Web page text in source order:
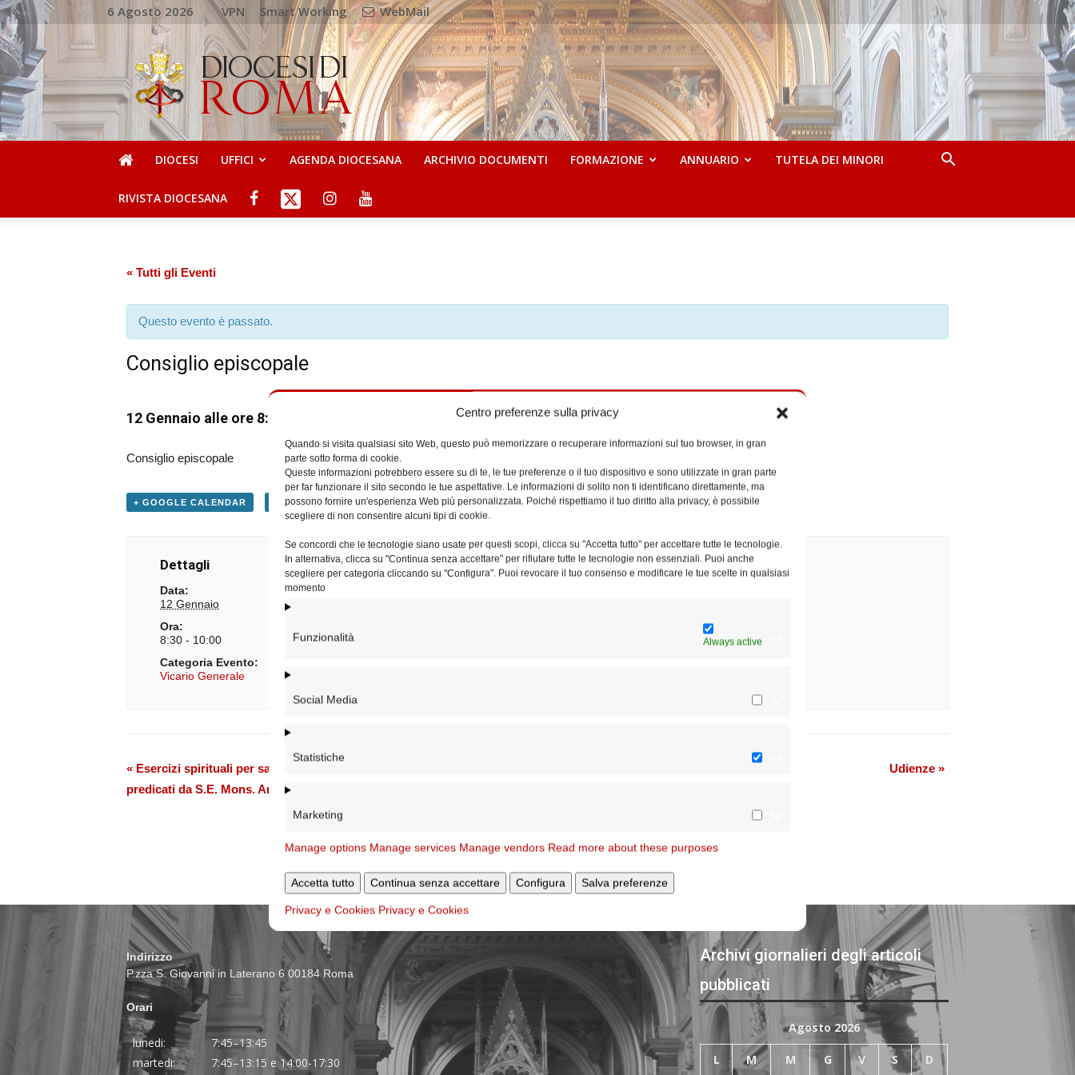
Centro preferenze sulla privacy
Quando si visita qualsiasi sito Web, questo può memorizzare o recuperare informazioni sul tuo browser, in gran
parte sotto forma di cookie.
Queste informazioni potrebbero essere su di te, le tue preferenze o il tuo dispositivo e sono utilizzate in gran parte
per far funzionare il sito secondo le tue aspettative. Le informazioni di solito non ti identificano direttamente, ma
possono fornire un'esperienza Web più personalizzata. Poiché rispettiamo il tuo diritto alla privacy, è possibile
scegliere di non consentire alcuni tipi di cookie.
Se concordi che le tecnologie siano usate per questi scopi, clicca su "Accetta tutto" per accettare tutte le tecnologie.
In alternativa, clicca su "Continua senza accettare" per rifiutare tutte le tecnologie non essenziali. Puoi anche
scegliere per categoria cliccando su "Configura". Puoi revocare il tuo consenso e modificare le tue scelte in qualsiasi
momento
Funzionalità Always active
Social Media
Statistiche
Marketing
Manage options Manage services Manage vendors Read more about these purposes
Accetta tutto Continua senza accettare Configura Salva preferenze
Privacy e Cookies Privacy e Cookies
6 Agosto 2026 VPN Smart Working WebMail
DIOCESI
DI
ROMA
DIOCESI UFFICI AGENDA DIOCESANA ARCHIVIO DOCUMENTI FORMAZIONE ANNUARIO TUTELA DEI MINORI
RIVISTA DIOCESANA
« Tutti gli Eventi
Questo evento è passato.
Consiglio episcopale
12 Gennaio alle ore 8:30
Consiglio episcopale
+ GOOGLE CALENDAR + ESPORTA IN ICAL
Dettagli
Data:
12 Gennaio
Ora:
8:30 - 10:00
Categoria Evento:
Vicario Generale
Evento
Navigazione
« Esercizi spirituali per sacerdoti, diaconi e consacrati a Fatima
predicati da S.E. Mons. Andrea Ripa (ORP)
Udienze »
Indirizzo
P.zza S. Giovanni in Laterano 6 00184 Roma
Orari
lunedi:
7:45–13:45
martedi:
7:45–13:15 e 14:00-17:30
Archivi giornalieri degli articoli
pubblicati
Agosto 2026
L M M G V S D